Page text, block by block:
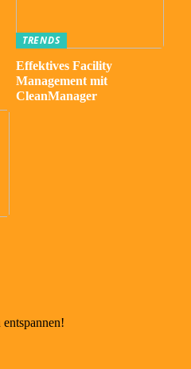
TRENDS
Effektives Facility
Management mit
CleanManager